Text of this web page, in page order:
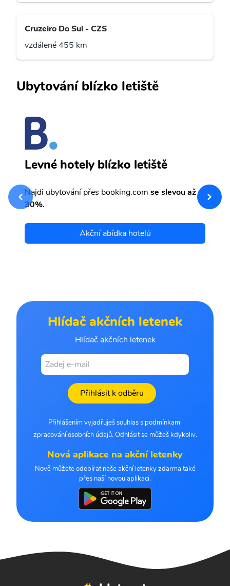
Cruzeiro Do Sul - CZS
vzdálené 455 km
Ubytování blízko letiště
Levné hotely blízko letiště
Najdi ubytování přes booking.com se slevou až
30%.
Akční abídka hotelů
Hlídač akčních letenek
Hlídač akčních letenek
Přihlásit k odběru
Přihlášením vyjadřuješ souhlas s podmínkami
zpracování osobních údajů. Odhlásit se můžeš kdykoliv.
Nová aplikace na akční letenky
Nově můžete odebírat naše akční letenky zdarma také
přes naší novou aplikaci.